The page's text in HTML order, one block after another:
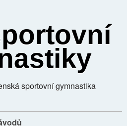
sportovní gymnastika